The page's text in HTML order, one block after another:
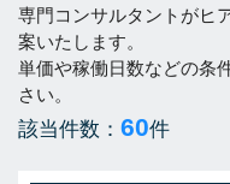
専門コンサルタントがヒ
案いたします。
単価や稼働日数などの条
さい。
該当件数： 60件